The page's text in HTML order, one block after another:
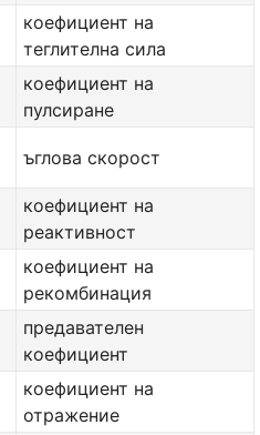
коефициент на
теглителна сила
коефициент на
пулсиране
ъглова скорост
коефициент на
реактивност
коефициент на
рекомбинация
предавателен
коефициент
коефициент на
отражение